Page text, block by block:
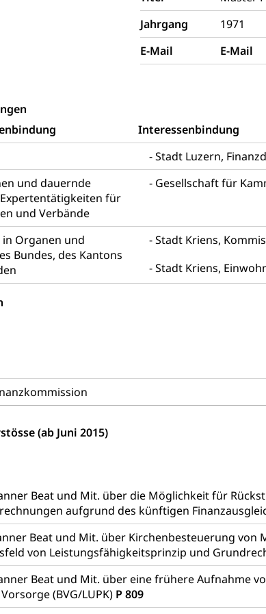
Jahrgang
1971
E-Mail
E-Mail
Interessenbindung
Stadt Luzern,
und dauernde
für
und Verbände
Gesellschaft für
Organen und
Bundes, des Kantons
Stadt Kriens,
Stadt Kriens,
(ab Juni 2015)
Beat und Mit. über die Möglichkeit für
aufgrund des künftigen
Beat und Mit. über Kirchenbesteuerung von
von Leistungsfähigkeitsprinzip und
Beat und Mit. über eine frühere Aufnahme
(BVG/LUPK) P 809
Kunst & Kultur (Luzern Tourismus)
Denkmalpflege, kulturelles Angebot,
und Vermittlung Angebote für Schulklassen
Verkehr
Zugverkehr, Bahnverkehr, Transportmittel, öffentlicher
Luzern VVL Öffentlicher Verkehr Luzern
Seeschifffahrt, Flussschifffahrt
und Unterhalt LU, OW, NW, ZG)
Adoptionsvermittlung, Adoptionsverfahren,
Aufenthalt, Niederlassung, Wohnsitz
Visum, Geburtsurkunde